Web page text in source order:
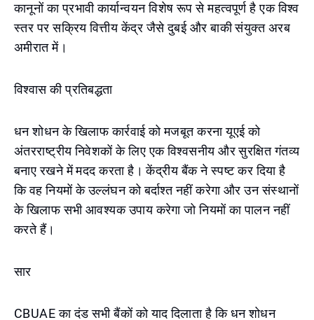
कानूनों का प्रभावी कार्यान्वयन विशेष रूप से महत्वपूर्ण है एक विश्व
स्तर पर सक्रिय वित्तीय केंद्र जैसे दुबई और बाकी संयुक्त अरब
अमीरात में।
विश्वास की प्रतिबद्धता
धन शोधन के खिलाफ कार्रवाई को मजबूत करना यूएई को
अंतरराष्ट्रीय निवेशकों के लिए एक विश्वसनीय और सुरक्षित गंतव्य
बनाए रखने में मदद करता है। केंद्रीय बैंक ने स्पष्ट कर दिया है
कि वह नियमों के उल्लंघन को बर्दाश्त नहीं करेगा और उन संस्थानों
के खिलाफ सभी आवश्यक उपाय करेगा जो नियमों का पालन नहीं
करते हैं।
सार
CBUAE का दंड सभी बैंकों को याद दिलाता है कि धन शोधन